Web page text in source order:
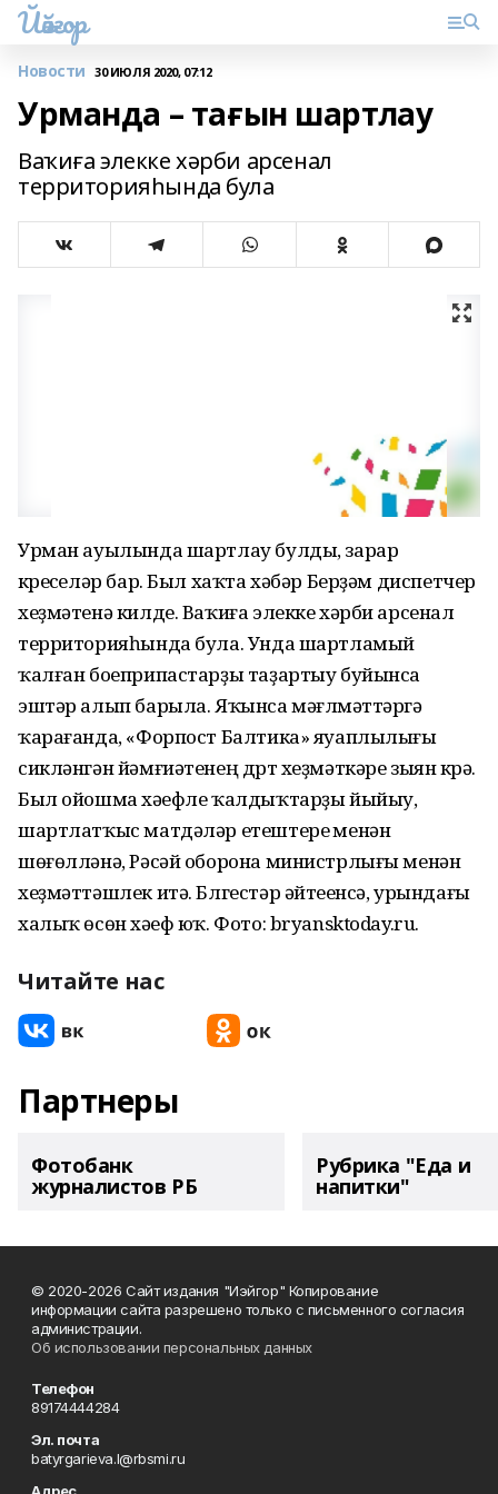
Йәйғор
Новости 30 ИЮЛЯ 2020, 07:12
Урманда – тағын шартлау
Ваҡиға элекке хәрби арсенал
территорияһында була
Урман ауылында шартлау булды, зарар
күреүселәр бар. Был хаҡта хәбәр Берҙәм диспетчер
хеҙмәтенә килде. Ваҡиға элекке хәрби арсенал
территорияһында була. Унда шартламый
ҡалған боеприпастарҙы таҙартыу буйынса
эштәр алып барыла. Яҡынса мәғлүмәттәргә
ҡарағанда, «Форпост Балтика» яуаплылығы
сикләнгән йәмғиәтенең дүрт хеҙмәткәре зыян күрә.
Был ойошма хәүефле ҡалдыҡтарҙы йыйыу,
шартлатҡыс матдәләр етештереү менән
шөғөлләнә, Рәсәй оборона министрлығы менән
хеҙмәттәшлек итә. Блгестәр әйтеүенсә, урындағы
халыҡ өсөн хәүеф юҡ. Фото: bryansktoday.ru.
Читайте нас
Партнеры
Фотобанк
журналистов РБ
Рубрика "Еда и
напитки"
© 2020-2026 Сайт издания "Иэйгор" Копирование
информации сайта разрешено только с письменного согласия
администрации.
Об использовании персональных данных
Телефон
89174444284
Эл. почта
batyrgarieva.l@rbsmi.ru